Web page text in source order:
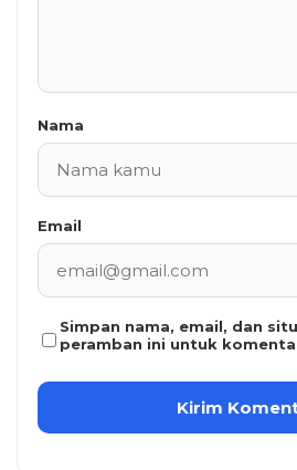
Nama
Email
Simpan nama, email, dan
peramban ini untuk